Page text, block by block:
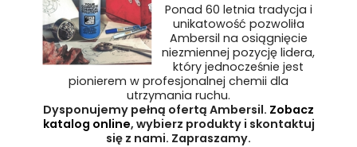
Ponad 60 letnia tradycja i
unikatowość pozwoliła
Ambersil na osiągnięcie
niezmiennej pozycję lidera,
który jednocześnie jest
pionierem w profesjonalnej chemii dla
utrzymania ruchu.
Dysponujemy pełną ofertą Ambersil. Zobacz
katalog online, wybierz produkty i skontaktuj
się z nami. Zapraszamy.